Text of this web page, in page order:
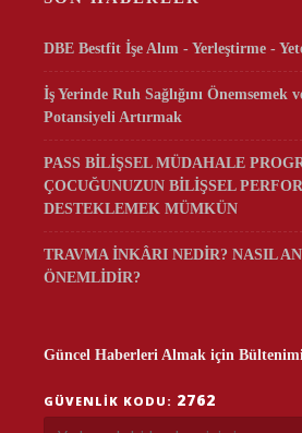
DBE Bestfit İşe Alım - Yerleştirme -
İş Yerinde Ruh Sağlığını Önemsemek
Potansiyeli Artırmak
PASS BİLİŞSEL MÜDAHALE
ÇOCUĞUNUZUN BİLİŞSEL
DESTEKLEMEK MÜMKÜN
TRAVMA İNKÂRI NEDİR? NASIL
ÖNEMLİDİR?
Güncel Haberleri Almak için
GÜVENLIK KODU: 2762